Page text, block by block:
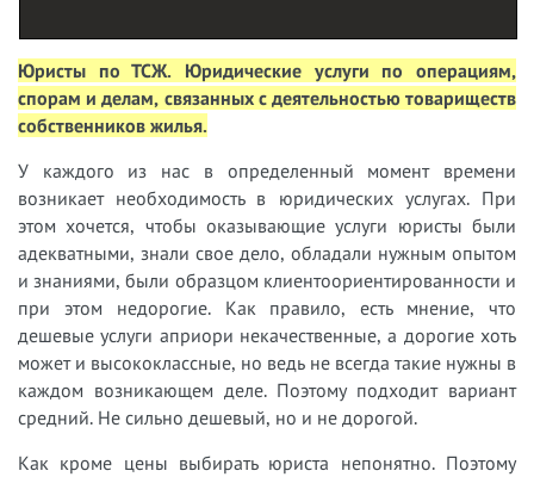
Юристы по ТСЖ. Юридические услуги по операциям,
спорам и делам, связанных с деятельностью товариществ
собственников жилья.
У каждого из нас в определенный момент времени
возникает необходимость в юридических услугах.При
этом хочется, чтобы оказывающие услуги юристы были
адекватными, знали свое дело, обладали нужным опытом
и знаниями, были образцом клиентоориентированности и
при этом недорогие. Как правило, есть мнение, что
дешевые услуги априори некачественные, а дорогие хоть
может и высококлассные, но ведь не всегда такие нужны в
каждом возникающем деле. Поэтому подходит вариант
средний. Не сильно дешевый, но и не дорогой.
Как кроме цены выбирать юриста непонятно. Поэтому